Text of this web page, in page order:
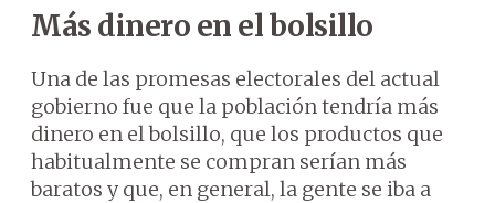
Más dinero en el bolsillo
Una de las promesas electorales del actual
gobierno fue que la población tendría más
dinero en el bolsillo, que los productos que
habitualmente se compran serían más
baratos y que, en general, la gente se iba a